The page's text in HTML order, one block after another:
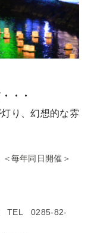
・・
り、幻想的な雰
毎年同日開催＞
TEL 0285-82-